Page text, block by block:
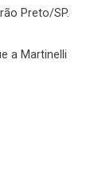
Preto/SP.
a Martinelli